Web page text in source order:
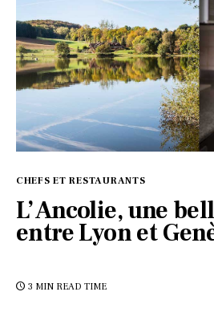
Recettes
Shopping
Évènements
CHEFS ET RESTAURANTS
L’Ancolie, une
entre Lyon et
3 MIN READ TIME